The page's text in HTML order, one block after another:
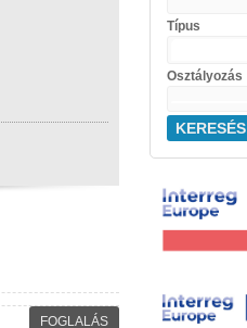
FOGLALÁS
Típus
Osztályozás
KERESÉS